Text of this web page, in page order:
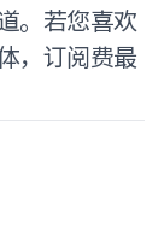
。若您喜欢
，订阅费最